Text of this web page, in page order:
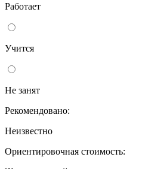
Работает
Учится
Не занят
Рекомендовано:
Неизвестно
Ориентировочная стоимость: